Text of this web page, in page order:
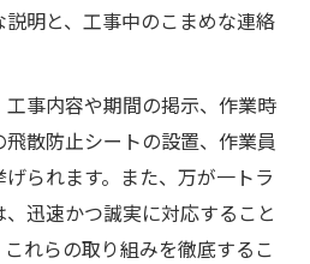
明と、工事中のこまめな連絡
事内容や期間の掲示、作業時
散防止シートの設置、作業員
られます。また、万が一トラ
迅速かつ誠実に対応すること
れらの取り組みを徹底するこ